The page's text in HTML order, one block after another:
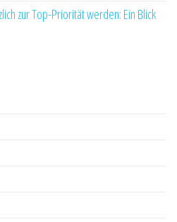
zur Top-Priorität werden: Ein Blick